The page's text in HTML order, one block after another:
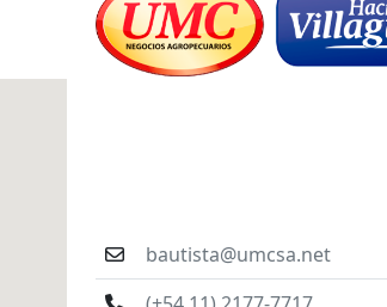
bautista@umcsa.net